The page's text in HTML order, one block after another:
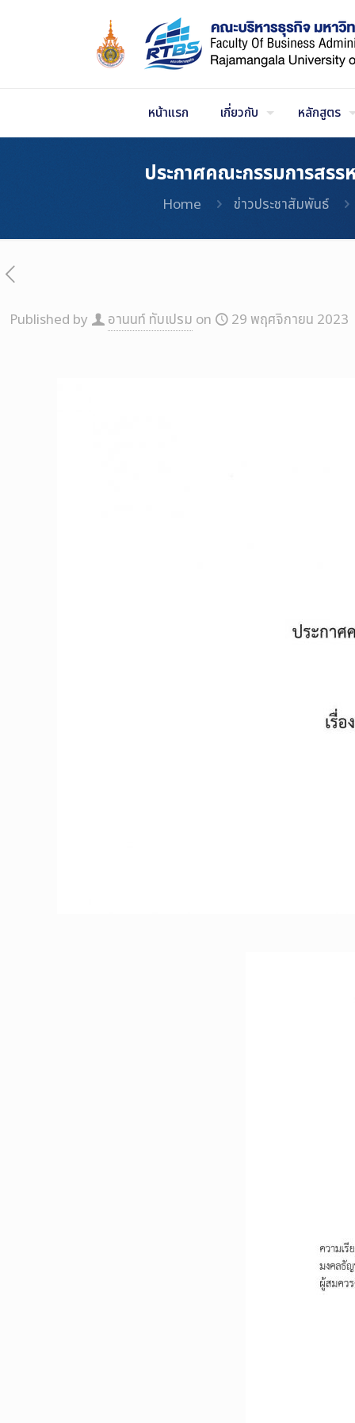
หน้าแรก เกี่ยวกับ หลักสูตร
ประกาศคณะกรรมการสร
Home ข่าวประชาสัมพันธ์
Published by อานนท์ ทับเปรม on 29 พฤศจิกายน 2023